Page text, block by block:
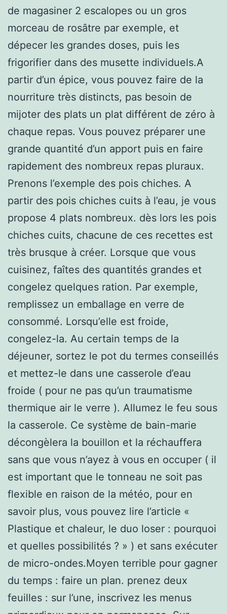
de magasiner 2 escalopes ou un gros
morceau de rosâtre par exemple, et
dépecer les grandes doses, puis les
frigorifier dans des musette individuels.A
partir d’un épice, vous pouvez faire de la
nourriture très distincts, pas besoin de
mijoter des plats un plat différent de zéro à
chaque repas. Vous pouvez préparer une
grande quantité d’un apport puis en faire
rapidement des nombreux repas pluraux.
Prenons l’exemple des pois chiches. A
partir des pois chiches cuits à l’eau, je vous
propose 4 plats nombreux. dès lors les pois
chiches cuits, chacune de ces recettes est
très brusque à créer. Lorsque que vous
cuisinez, faîtes des quantités grandes et
congelez quelques ration. Par exemple,
remplissez un emballage en verre de
consommé. Lorsqu’elle est froide,
congelez-la. Au certain temps de la
déjeuner, sortez le pot du termes conseillés
et mettez-le dans une casserole d’eau
froide ( pour ne pas qu’un traumatisme
thermique air le verre ). Allumez le feu sous
la casserole. Ce système de bain-marie
décongèlera la bouillon et la réchauffera
sans que vous n’ayez à vous en occuper ( il
est important que le tonneau ne soit pas
flexible en raison de la météo, pour en
savoir plus, vous pouvez lire l’article «
Plastique et chaleur, le duo loser : pourquoi
et quelles possibilités ? » ) et sans exécuter
de micro-ondes.Moyen terrible pour gagner
du temps : faire un plan. prenez deux
feuilles : sur l’une, inscrivez les menus